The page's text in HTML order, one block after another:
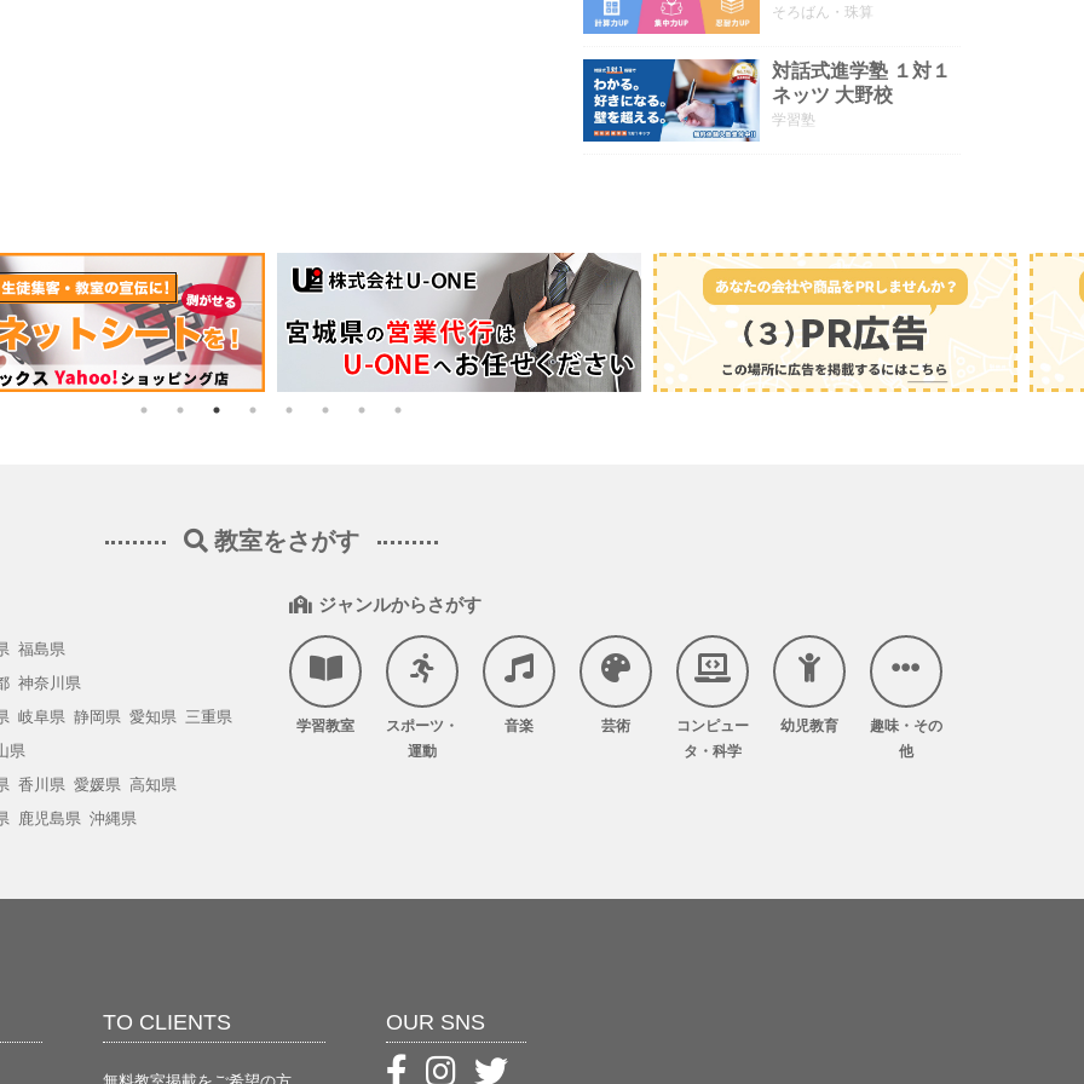
そろばん・珠算
対話式進学塾 １対１
ネッツ 大野校
学習塾
教室をさがす
福島県
神奈川県
岐阜県 静岡県 愛知県 三重県
県
香川県 愛媛県 高知県
鹿児島県 沖縄県
ジャンルからさがす
学習教室
スポーツ・
運動
音楽 芸術
コンピュー
タ・科学
幼児教育
趣味・その
他
TO CLIENTS OUR SNS